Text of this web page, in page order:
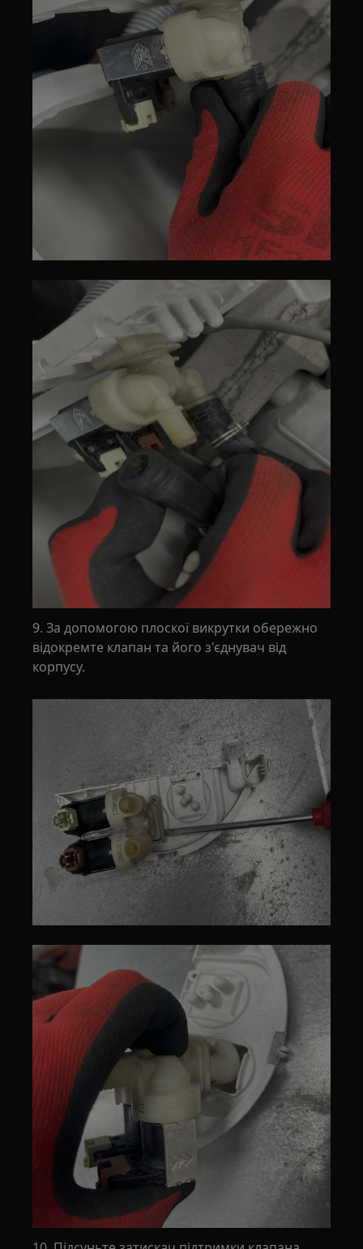
9. За допомогою плоскої викрутки обережно
відокремте клапан та його з'єднувач від
корпусу.